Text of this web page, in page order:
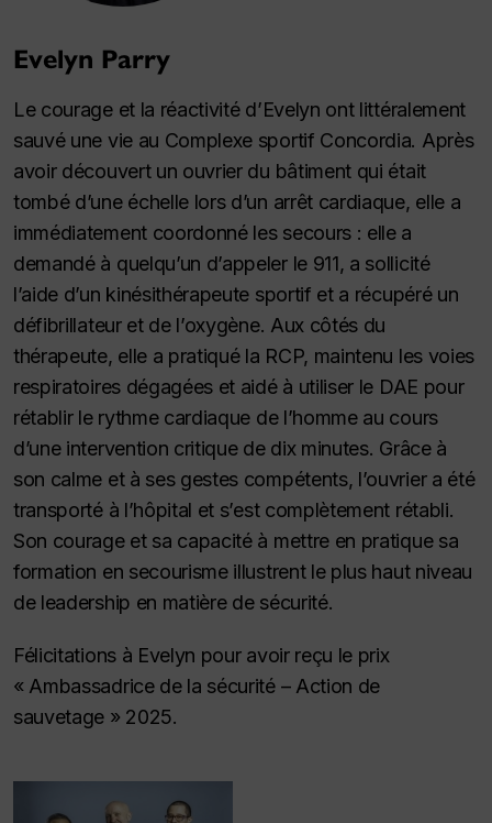
Evelyn Parry
Le courage et la réactivité d’Evelyn ont littéralement
sauvé une vie au Complexe sportif Concordia. Après
avoir découvert un ouvrier du bâtiment qui était
tombé d’une échelle lors d’un arrêt cardiaque, elle a
immédiatement coordonné les secours : elle a
demandé à quelqu’un d’appeler le 911, a sollicité
l’aide d’un kinésithérapeute sportif et a récupéré un
défibrillateur et de l’oxygène. Aux côtés du
thérapeute, elle a pratiqué la RCP, maintenu les voies
respiratoires dégagées et aidé à utiliser le DAE pour
rétablir le rythme cardiaque de l’homme au cours
d’une intervention critique de dix minutes. Grâce à
son calme et à ses gestes compétents, l’ouvrier a été
transporté à l’hôpital et s’est complètement rétabli.
Son courage et sa capacité à mettre en pratique sa
formation en secourisme illustrent le plus haut niveau
de leadership en matière de sécurité.
Félicitations à Evelyn pour avoir reçu le prix
« Ambassadrice de la sécurité – Action de
sauvetage » 2025.